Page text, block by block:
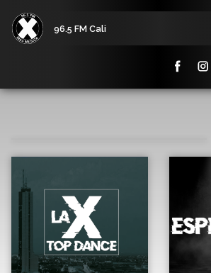
96.5 FM Cali